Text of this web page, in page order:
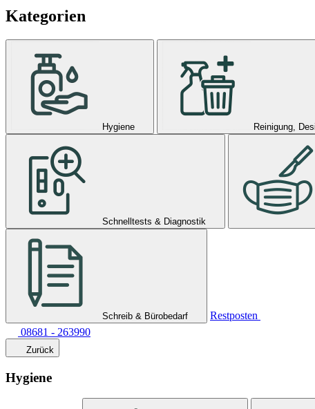
Kategorien
Hygiene Reinigung,
Schnelltests & Diagnostik
Schreib & Bürobedarf
Restposten
08681 - 263990
Zurück
Hygiene